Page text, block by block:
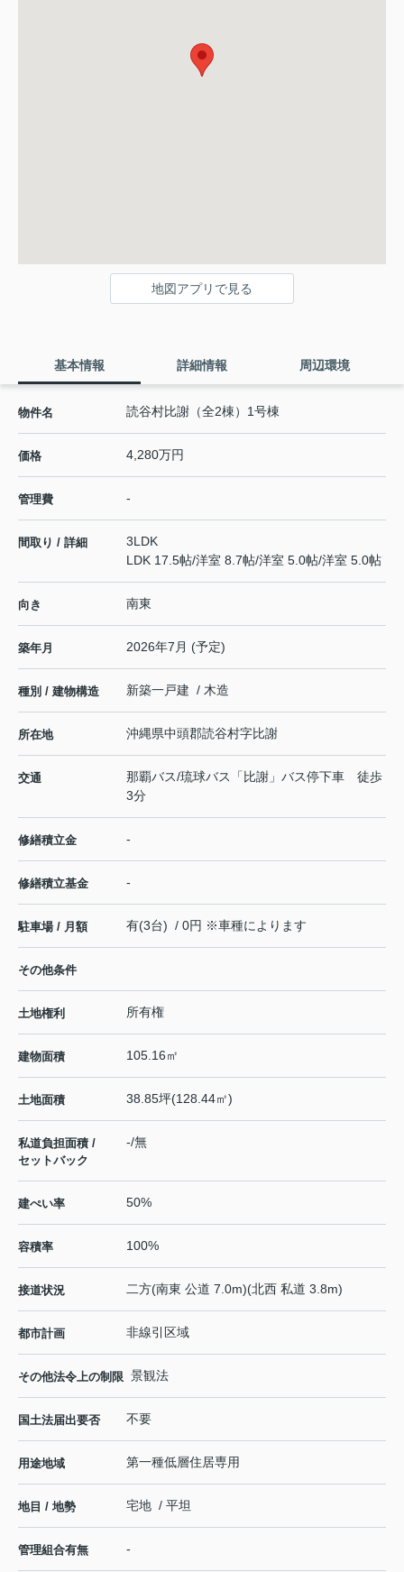
地図アプリで見る
基本情報 詳細情報 周辺環境
物件名 読谷村比謝（全2棟）1号棟
価格 4,280万円
管理費 -
間取り / 詳細
3LDK
LDK 17.5帖/洋室 8.7帖/洋室 5.0帖/洋室 5.0帖
向き 南東
築年月 2026年7月 (予定)
種別 / 建物構造 新築一戸建 / 木造
所在地 沖縄県中頭郡読谷村字比謝
交通
那覇バス/琉球バス「比謝」バス停下車 徒歩
3分
修繕積立金 -
修繕積立基金 -
駐車場 / 月額 有(3台) / 0円 ※車種によります
その他条件
土地権利 所有権
建物面積 105.16㎡
土地面積 38.85坪(128.44㎡)
私道負担面積 /
セットバック
-/無
建ぺい率 50%
容積率 100%
接道状況 二方(南東 公道 7.0m)(北西 私道 3.8m)
都市計画 非線引区域
その他法令上の制限 景観法
国土法届出要否 不要
用途地域 第一種低層住居専用
地目 / 地勢 宅地 / 平坦
管理組合有無 -